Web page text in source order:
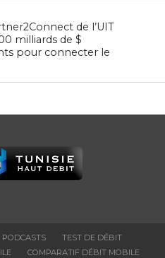
de l’UIT
milliards de $
pour connecter le
PODCASTS
TEST DE DÉBIT
COMPARATIF DÉBIT MOBILE